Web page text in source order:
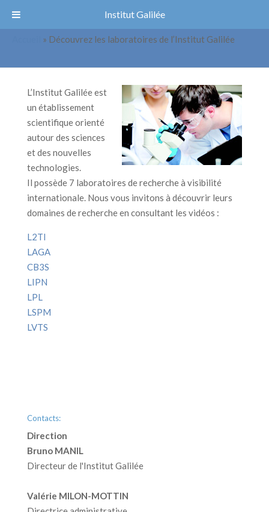
» Découvrez les laboratoires de l’Institut Galilée
Découvrez les laboratoires de
L’Institut Galilée est
un établissement
scientifique orienté
autour des sciences
et des nouvelles
technologies.
Il possède 7 laboratoires de recherche à visibilité
internationale. Nous vous invitons à découvrir leurs
domaines de recherche en consultant les vidéos :
L2TI
LAGA
CB3S
LIPN
LPL
LSPM
LVTS
Contacts:
Direction
Bruno MANIL
Directeur de l'Institut Galilée
Valérie MILON-MOTTIN
Institut Galilée